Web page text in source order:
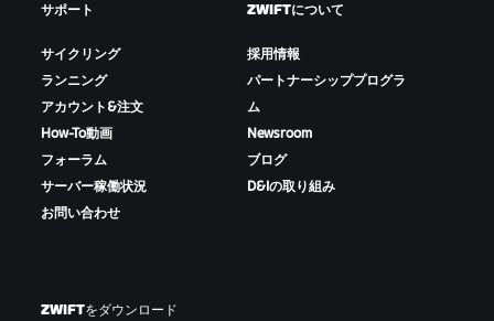
サポート
サイクリング
ランニング
アカウント&注文
How-To動画
フォーラム
サーバー稼働状況
お問い合わせ
ZWIFTについて
採用情報
パートナーシッププログラ
ム
Newsroom
ブログ
D&Iの取り組み
ZWIFTをダウンロード